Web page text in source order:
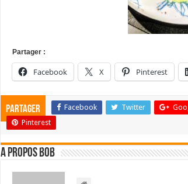
Partager :
Facebook X Pinterest
Partager Facebook Twitter
Pinterest
A propos bOb